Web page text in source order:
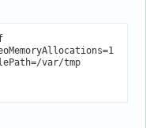
var/tmp